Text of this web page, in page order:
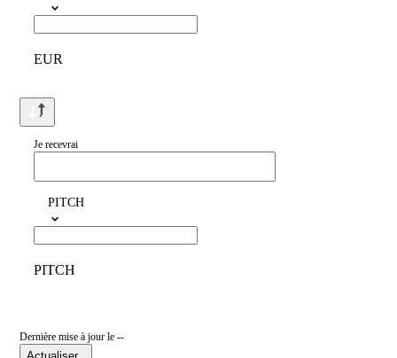
EUR
Je recevrai
PITCH
PITCH
Dernière mise à jour le --